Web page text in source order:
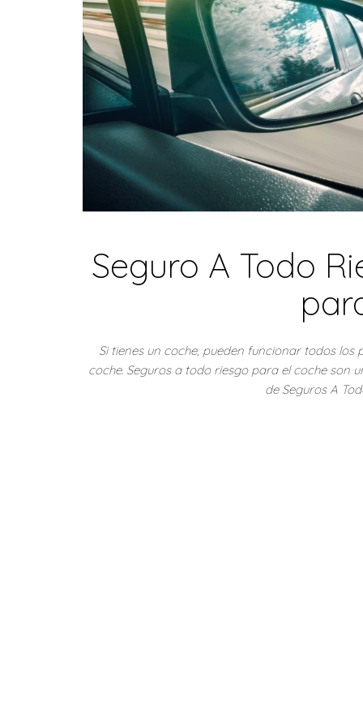
Seguro A Todo
Si tienes un coche, pueden funcionar todos los
coche. Seguros a todo riesgo para el coche son
de Seguros A